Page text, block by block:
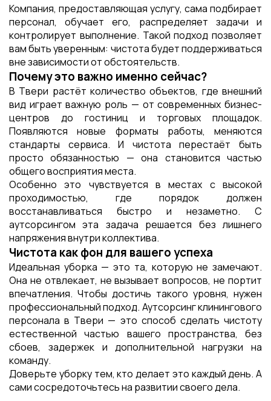
Компания, предоставляющая услугу, сама подбирает
персонал, обучает его, распределяет задачи и
контролирует выполнение. Такой подход позволяет
вам быть уверенным: чистота будет поддерживаться
вне зависимости от обстоятельств.
Почему это важно именно сейчас?
В Твери растёт количество объектов, где внешний
вид играет важную роль — от современных бизнес-
центров до гостиниц и торговых площадок.
Появляются новые форматы работы, меняются
стандарты сервиса. И чистота перестаёт быть
просто обязанностью — она становится частью
общего восприятия места.
Особенно это чувствуется в местах с высокой
проходимостью, где порядок должен
восстанавливаться быстро и незаметно. С
аутсорсингом эта задача решается без лишнего
напряжения внутри коллектива.
Чистота как фон для вашего успеха
Идеальная уборка — это та, которую не замечают.
Она не отвлекает, не вызывает вопросов, не портит
впечатления. Чтобы достичь такого уровня, нужен
профессиональный подход. Аутсорсинг клинингового
персонала в Твери — это способ сделать чистоту
естественной частью вашего пространства, без
сбоев, задержек и дополнительной нагрузки на
команду.
Доверьте уборку тем, кто делает это каждый день. А
сами сосредоточьтесь на развитии своего дела.